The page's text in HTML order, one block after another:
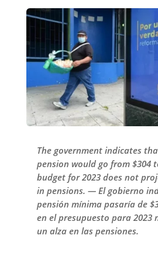
The government indicates
pension would go from $304
budget for 2023 does not
in pensions. — El gobierno
pensión mínima pasaría de
en el presupuesto para 2023
un alza en las pensiones.